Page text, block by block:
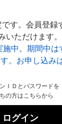
す。会員登録
いただけます。
中。期間中
。お申し込み
ＩＤとパスワードを
の方はこちらから
ログイン